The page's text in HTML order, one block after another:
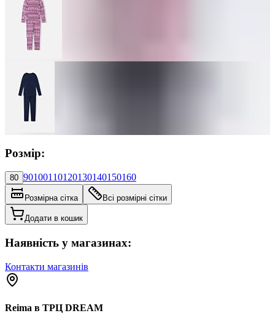
Розмір:
80 90100110120130140150160
Розмірна сітка Всі розмірні сітки
Додати в кошик
Наявність у магазинах:
Контакти магазинів
Reima в ТРЦ DREAM